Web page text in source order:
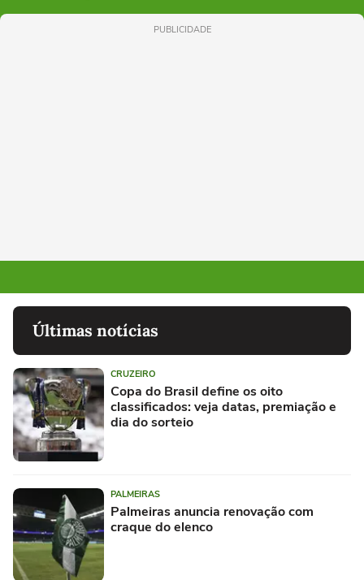
PUBLICIDADE
Últimas notícias
CRUZEIRO
Copa do Brasil define os oito
classificados: veja datas, premiação e
dia do sorteio
PALMEIRAS
Palmeiras anuncia renovação com
craque do elenco